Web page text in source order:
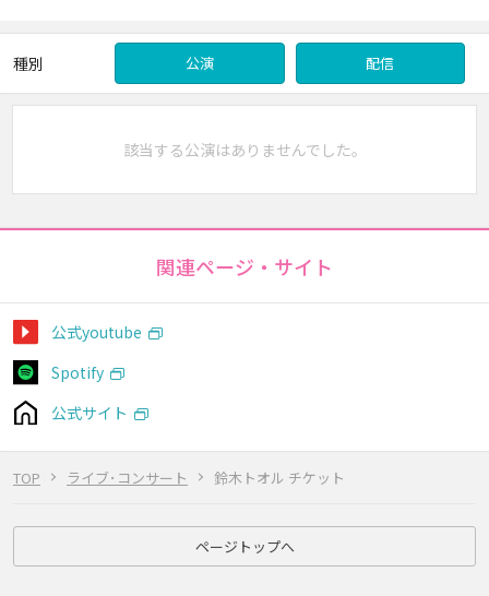
TOP ライブ･コンサート 鈴木トオル チケット
種別 公演 配信
該当する公演はありませんでした。
関連ページ・サイト
公式youtube
Spotify
公式サイト
ページトップへ